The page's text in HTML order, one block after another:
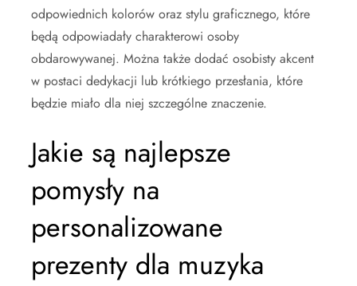
odpowiednich kolorów oraz stylu graficznego, które
będą odpowiadały charakterowi osoby
obdarowywanej. Można także dodać osobisty akcent
w postaci dedykacji lub krótkiego przesłania, które
będzie miało dla niej szczególne znaczenie.
Jakie są najlepsze
pomysły na
personalizowane
prezenty dla muzyka